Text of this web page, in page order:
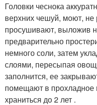
Головки чеснока
верхних чешуй, моют, не
просушивают, выложив
предварительно
немного соли, затем
слоями, пересыпая
заполнится, ее
помещают в прохладное
храниться до 2 лет .